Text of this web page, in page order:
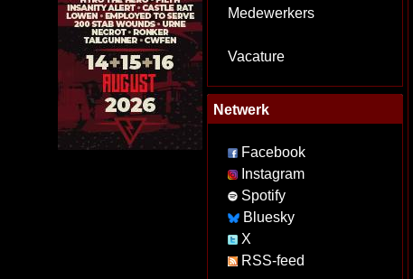
Medewerkers
Vacature
Netwerk
Facebook
Instagram
Spotify
Bluesky
X
RSS-feed